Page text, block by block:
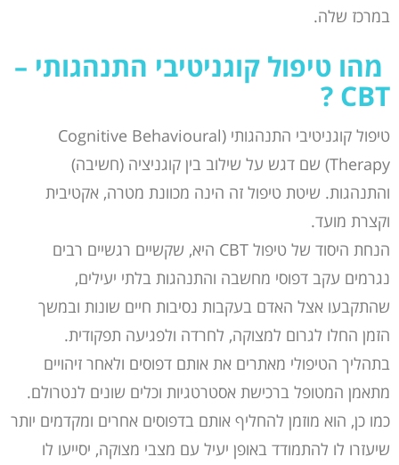
במרכז שלה.
מהו טיפול קוגניטיבי התנהגותי –
CBT
?
טיפול קוגניטיבי התנהגותי (Cognitive Behavioural
Therapy) שם דגש על שילוב בין קוגניציה (חשיבה)
והתנהגות. שיטת טיפול זה הינה מכוונת מטרה, אקטיבית
וקצרת מועד.
הנחת היסוד של טיפול CBT היא, שקשיים רגשיים רבים
נגרמים עקב דפוסי מחשבה והתנהגות בלתי יעילים,
שהתקבעו אצל האדם בעקבות נסיבות חיים שונות ובמשך
הזמן החלו לגרום למצוקה, לחרדה ולפגיעה תפקודית.
בתהליך הטיפולי מאתרים את אותם דפוסים ולאחר זיהויים
מתאמן המטופל ברכישת אסטרטגיות וכלים שונים לנטרולם.
כמו כן, הוא מוזמן להחליף אותם בדפוסים אחרים ומקדמים יותר
שיעזרו לו להתמודד באופן יעיל עם מצבי מצוקה, יסייעו לו